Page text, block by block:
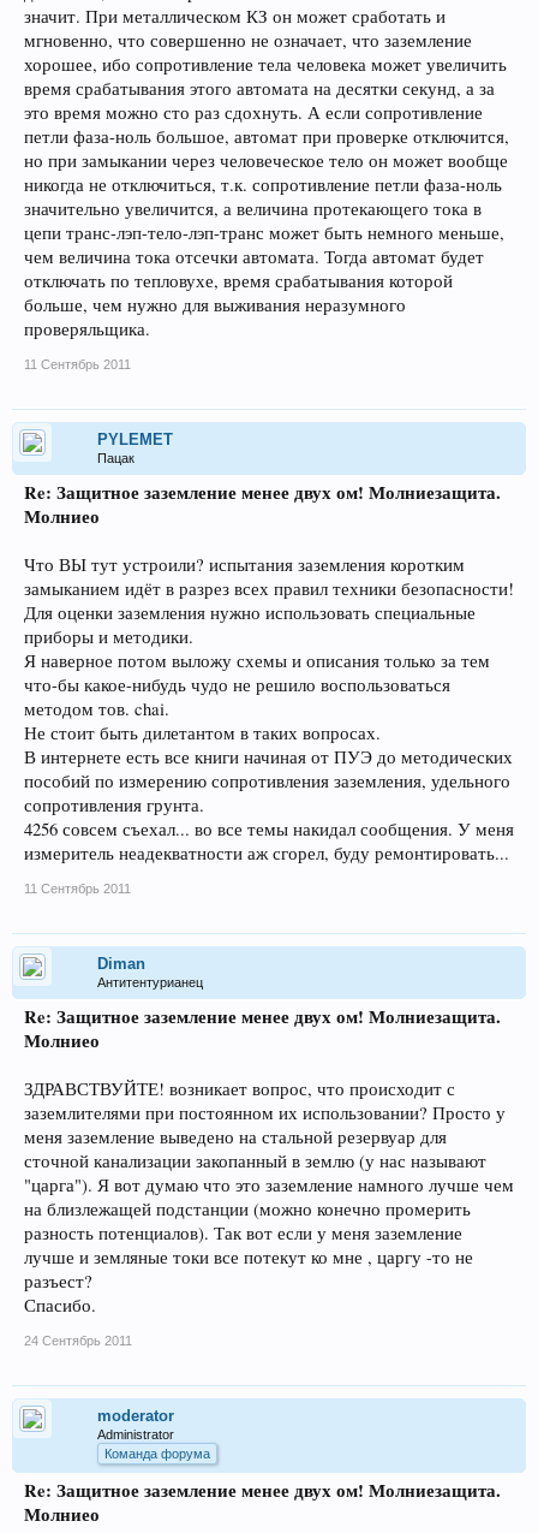
значит. При металлическом КЗ он может сработать и
мгновенно, что совершенно не означает, что заземление
хорошее, ибо сопротивление тела человека может увеличить
время срабатывания этого автомата на десятки секунд, а за
это время можно сто раз сдохнуть. А если сопротивление
петли фаза-ноль большое, автомат при проверке отключится,
но при замыкании через человеческое тело он может вообще
никогда не отключиться, т.к. сопротивление петли фаза-ноль
значительно увеличится, а величина протекающего тока в
цепи транс-лэп-тело-лэп-транс может быть немного меньше,
чем величина тока отсечки автомата. Тогда автомат будет
отключать по тепловухе, время срабатывания которой
больше, чем нужно для выживания неразумного
проверяльщика.
11 Сентябрь 2011
PYLEMET
Пацак
Re: Защитное заземление менее двух ом! Молниезащита.
Молниео
Что ВЫ тут устроили? испытания заземления коротким
замыканием идёт в разрез всех правил техники безопасности!
Для оценки заземления нужно использовать специальные
приборы и методики.
Я наверное потом выложу схемы и описания только за тем
что-бы какое-нибудь чудо не решило воспользоваться
методом тов. chai.
Не стоит быть дилетантом в таких вопросах.
В интернете есть все книги начиная от ПУЭ до методических
пособий по измерению сопротивления заземления, удельного
сопротивления грунта.
4256 совсем съехал... во все темы накидал сообщения. У меня
измеритель неадекватности аж сгорел, буду ремонтировать...
11 Сентябрь 2011
Diman
Антитентурианец
Re: Защитное заземление менее двух ом! Молниезащита.
Молниео
ЗДРАВСТВУЙТЕ! возникает вопрос, что происходит с
заземлителями при постоянном их использовании? Просто у
меня заземление выведено на стальной резервуар для
сточной канализации закопанный в землю (у нас называют
"царга"). Я вот думаю что это заземление намного лучше чем
на близлежащей подстанции (можно конечно промерить
разность потенциалов). Так вот если у меня заземление
лучше и земляные токи все потекут ко мне , царгу -то не
разъест?
Спасибо.
24 Сентябрь 2011
moderator
Administrator
Команда форума
Re: Защитное заземление менее двух ом! Молниезащита.
Молниео